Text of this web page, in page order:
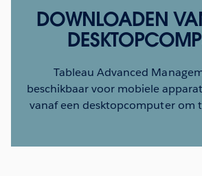
DOWNLOADEN
Tableau Advanced
beschikbaar voor mobiele
vanaf een desktopcomputer om